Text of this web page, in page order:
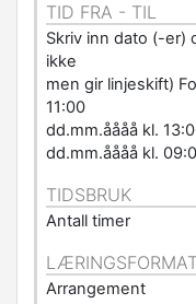
TID FRA - TIL
Skriv inn dato (-er)
ikke
men gir linjeskift)
11:00
dd.mm.åååå kl.
dd.mm.åååå kl.
TIDSBRUK
Antall timer
Arrangement